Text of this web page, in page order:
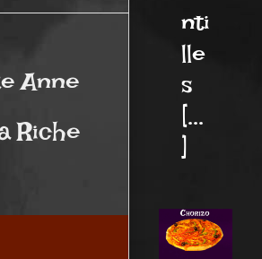
Anne
Riche
nti
lle
s
[...
]